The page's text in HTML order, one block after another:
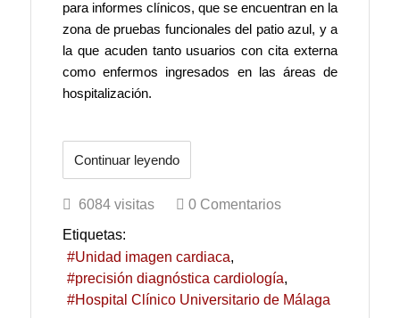
para informes clínicos, que se encuentran en la
zona de pruebas funcionales del patio azul, y a
la que acuden tanto usuarios con cita externa
como enfermos ingresados en las áreas de
hospitalización.
Continuar leyendo
6084 visitas
0 Comentarios
Etiquetas:
Unidad imagen cardiaca
precisión diagnóstica cardiología
Hospital Clínico Universitario de Málaga